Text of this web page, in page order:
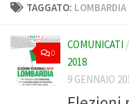
TAGGATO: LOMBARDIA
0
COMUNICATI /
2018
9 GENNAIO